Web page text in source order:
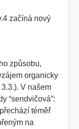
začíná nový
způsobu,
organicky
V našem
“sendvičová”:
téměř
na